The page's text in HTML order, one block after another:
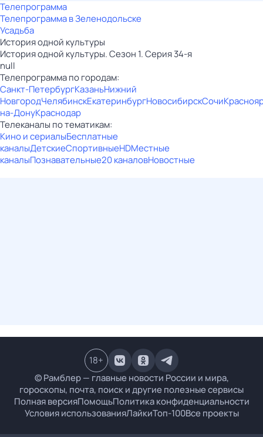
Телепрограмма
Телепрограмма в Зеленодольске
Усадьба
История одной культуры
История одной культуры. Сезон 1. Серия 34-я
null
Телепрограмма по городам:
Санкт-ПетербургКазаньНижний
НовгородЧелябинскЕкатеринбургНовосибирскСочи
на-ДонуКраснодар
Телеканалы по тематикам:
Кино и сериалыБесплатные
каналыДетскиеСпортивныеHDМестные
каналыПознавательные20 каналовНовостные
© Рамблер — главные новости России и мира,
гороскопы, почта, поиск и другие полезные сервисы
Полная версияПомощьПолитика конфиденциальности
Условия использованияЛайкиТоп-100Все проекты
18+